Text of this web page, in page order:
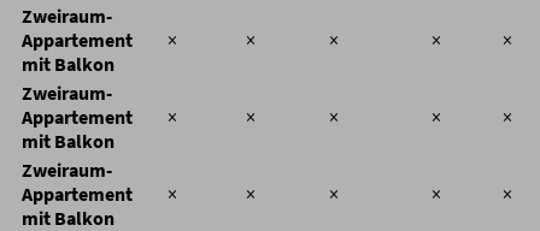
Zweiraum-
Appartement
mit Balkon
× × × × ×
Zweiraum-
Appartement
mit Balkon
× × × × ×
Zweiraum-
Appartement
mit Balkon
× × × × ×